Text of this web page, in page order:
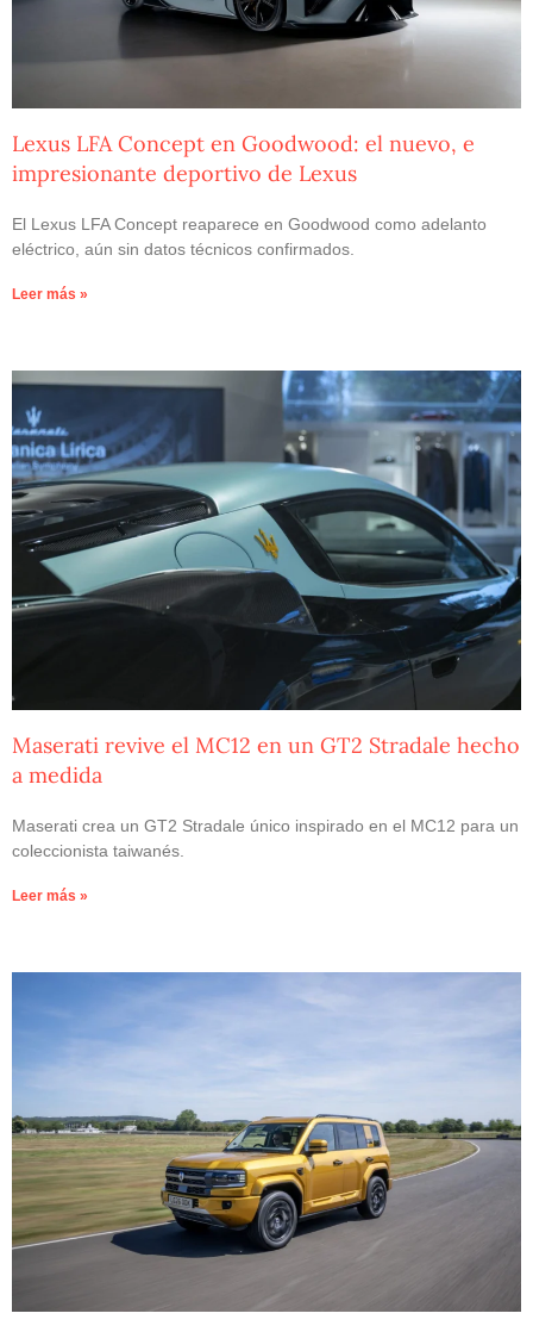
Lexus LFA Concept en Goodwood: el nuevo, e
impresionante deportivo de Lexus
El Lexus LFA Concept reaparece en Goodwood como adelanto
eléctrico, aún sin datos técnicos confirmados.
Leer más »
Maserati revive el MC12 en un GT2 Stradale hecho
a medida
Maserati crea un GT2 Stradale único inspirado en el MC12 para un
coleccionista taiwanés.
Leer más »